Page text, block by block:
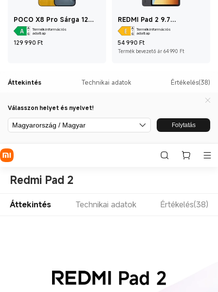
POCO X8 Pro Sárga 12
GB+512 GBTermékinformációs
adatlap
129 990 Ft Current Price Ft129 990
REDMI Pad 2 9.7
Grafitszürke 4 GB+64 GB
Termékinformációs
adatlap
54 990 Ft
Termék bevezető ár 64 990 FtAjánlott
Áttekintés Technikai adatok Értékelés(38)